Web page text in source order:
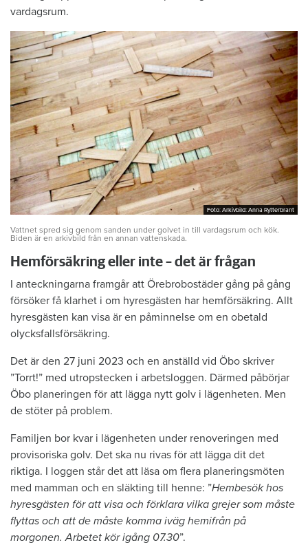
vardagsrum.
Foto: Arkivbild: Anna Rytterbrant
Foto: Arkivbild: Anna Rytterbrant
Vattnet spred sig genom sanden under golvet in till vardagsrum och kök.
Biden är en arkivbild från en annan vattenskada.
Hemförsäkring eller inte – det är frågan
I anteckningarna framgår att Örebrobostäder gång på gång
försöker få klarhet i om hyresgästen har hemförsäkring. Allt
hyresgästen kan visa är en påminnelse om en obetald
olycksfallsförsäkring.
Det är den 27 juni 2023 och en anställd vid Öbo skriver
”Torrt!” med utropstecken i arbetsloggen. Därmed påbörjar
Öbo planeringen för att lägga nytt golv i lägenheten. Men
de stöter på problem.
Familjen bor kvar i lägenheten under renoveringen med
provisoriska golv. Det ska nu rivas för att lägga dit det
riktiga. I loggen står det att läsa om flera planeringsmöten
med mamman och en släkting till henne: ”Hembesök hos
hyresgästen för att visa och förklara vilka grejer som måste
flyttas och att de måste komma iväg hemifrån på
morgonen. Arbetet kör igång 07.30”.